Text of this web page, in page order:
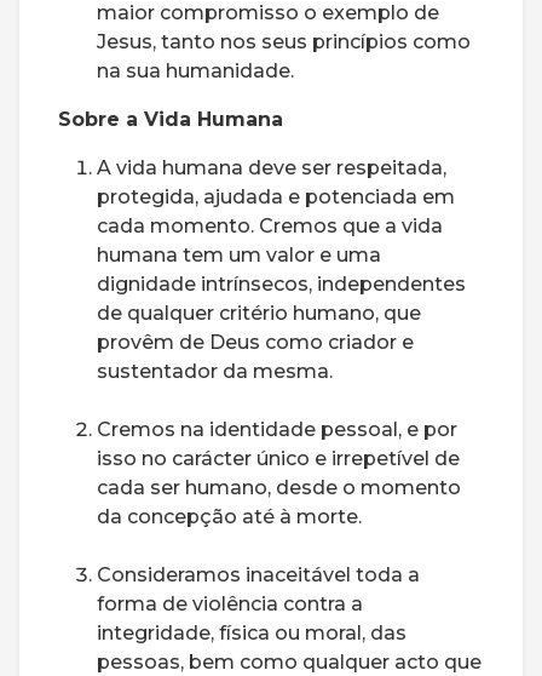
maior compromisso o exemplo de
Jesus, tanto nos seus princípios como
na sua humanidade.
Sobre a Vida Humana
A vida humana deve ser respeitada,
protegida, ajudada e potenciada em
cada momento. Cremos que a vida
humana tem um valor e uma
dignidade intrínsecos, independentes
de qualquer critério humano, que
provêm de Deus como criador e
sustentador da mesma.
Cremos na identidade pessoal, e por
isso no carácter único e irrepetível de
cada ser humano, desde o momento
da concepção até à morte.
Consideramos inaceitável toda a
forma de violência contra a
integridade, física ou moral, das
pessoas, bem como qualquer acto que